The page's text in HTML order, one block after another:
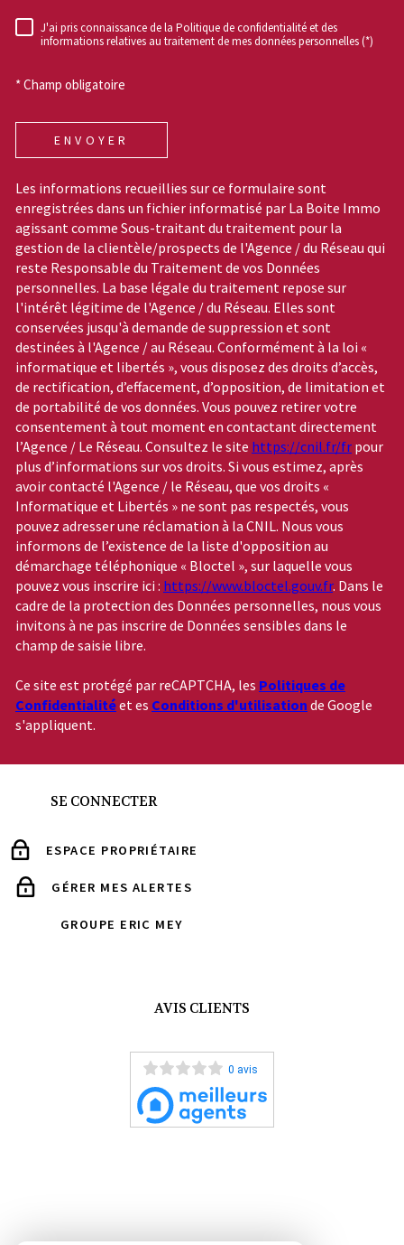
RÈGLEMENTATION
J'ai pris connaissance de la Politique de confidentialité et des
informations relatives au traitement de mes données personnelles (*)
* Champ obligatoire
ENVOYER
Les informations recueillies sur ce formulaire sont
enregistrées dans un fichier informatisé par La Boite Immo
agissant comme Sous-traitant du traitement pour la
gestion de la clientèle/prospects de l'Agence / du Réseau qui
reste Responsable du Traitement de vos Données
personnelles. La base légale du traitement repose sur
l'intérêt légitime de l'Agence / du Réseau. Elles sont
conservées jusqu'à demande de suppression et sont
destinées à l'Agence / au Réseau. Conformément à la loi «
informatique et libertés », vous disposez des droits d’accès,
de rectification, d’effacement, d’opposition, de limitation et
de portabilité de vos données. Vous pouvez retirer votre
consentement à tout moment en contactant directement
l’Agence / Le Réseau. Consultez le site https://cnil.fr/fr pour
plus d’informations sur vos droits. Si vous estimez, après
avoir contacté l'Agence / le Réseau, que vos droits «
Informatique et Libertés » ne sont pas respectés, vous
pouvez adresser une réclamation à la CNIL. Nous vous
informons de l’existence de la liste d'opposition au
démarchage téléphonique « Bloctel », sur laquelle vous
pouvez vous inscrire ici : https://www.bloctel.gouv.fr. Dans le
cadre de la protection des Données personnelles, nous vous
invitons à ne pas inscrire de Données sensibles dans le
champ de saisie libre.
Ce site est protégé par reCAPTCHA, les Politiques de
Confidentialitéet es Conditions d'utilisation de Google
s'appliquent.
SE CONNECTER
ESPACE PROPRIÉTAIRE
GÉRER MES ALERTES
GROUPE ERIC MEY
AVIS CLIENTS
0 avis